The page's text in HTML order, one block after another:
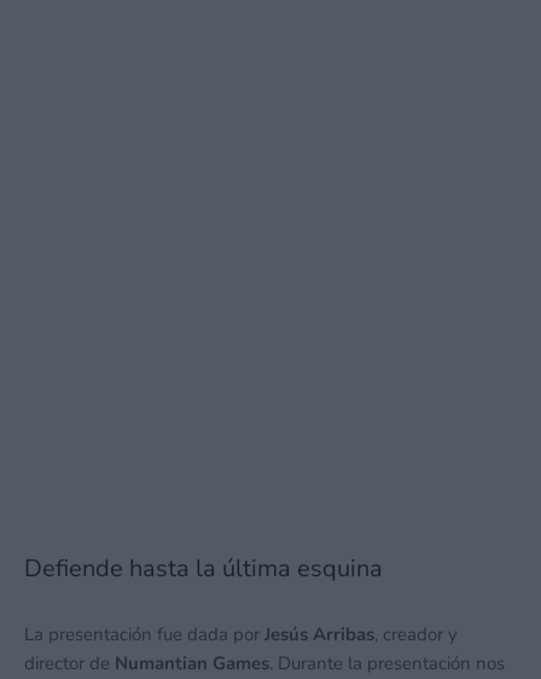
Defiende hasta la última esquina
La presentación fue dada por Jesús Arribas, creador y
director de Numantian Games. Durante la presentación nos